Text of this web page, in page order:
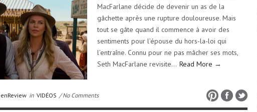
MacFarlane décide de devenir un as de la
gâchette après une rupture douloureuse. Mais
tout se gâte quand il commence à avoir des
sentiments pour l’épouse du hors-la-loi qui
l’entraîne. Connu pour ne pas mâcher ses mots,
Seth MacFarlane revisite… Read More →
in VIDÉOS / No Comments